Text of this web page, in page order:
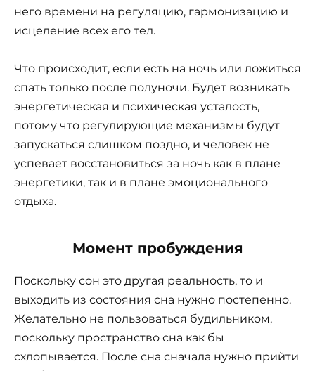
него времени на регуляцию, гармонизацию и
исцеление всех его тел.
Что происходит, если есть на ночь или ложиться
спать только после полуночи. Будет возникать
энергетическая и психическая усталость,
потому что регулирующие механизмы будут
запускаться слишком поздно, и человек не
успевает восстановиться за ночь как в плане
энергетики, так и в плане эмоционального
отдыха.
Момент пробуждения
Поскольку сон это другая реальность, то и
выходить из состояния сна нужно постепенно.
Желательно не пользоваться будильником,
поскольку пространство сна как бы
схлопывается. После сна сначала нужно прийти